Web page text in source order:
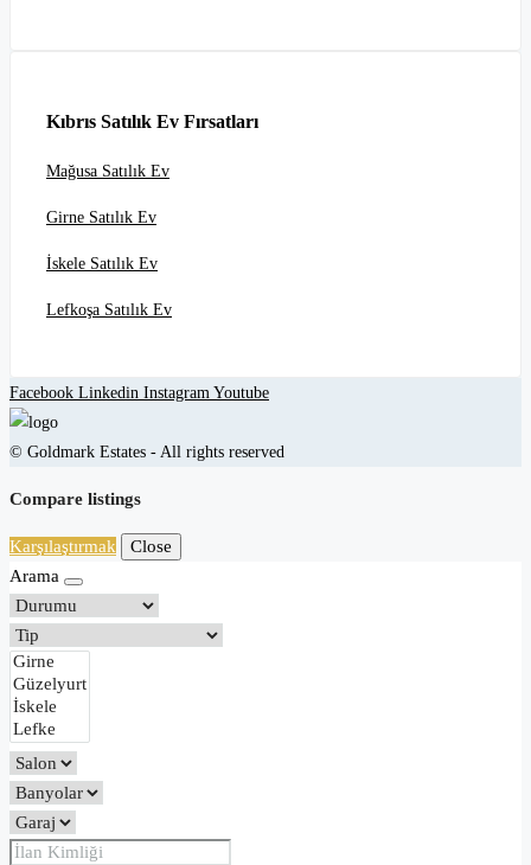
Kıbrıs Satılık Ev Fırsatları
Mağusa Satılık Ev
Girne Satılık Ev
İskele Satılık Ev
Lefkoşa Satılık Ev
Facebook Linkedin Instagram Youtube
© Goldmark Estates - All rights reserved
Compare listings
Karşılaştırmak
Close
Arama